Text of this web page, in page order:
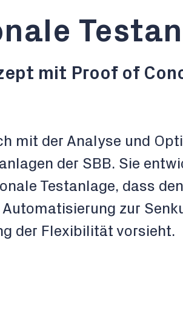
mit Proof of
mit der Analyse und
der SBB. Sie
Testanlage, dass
zur
der Flexibilität vorsieht.